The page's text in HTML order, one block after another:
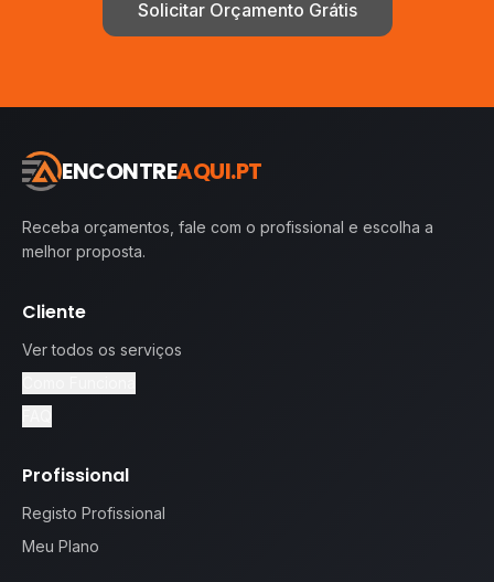
Solicitar Orçamento Grátis
ENCONTREAQUI.PT
Receba orçamentos, fale com o profissional e escolha a
melhor proposta.
Cliente
Ver todos os serviços
Profissional
Registo Profissional
Meu Plano